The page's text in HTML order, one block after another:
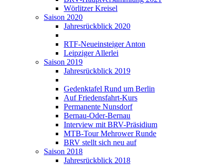
Wörlitzer Kreisel
Saison 2020
Jahresrückblick 2020
RTF-Neueinsteiger Anton
Leipziger Allerlei
Saison 2019
Jahresrückblick 2019
Gedenktafel Rund um Berlin
Auf Friedensfahrt-Kurs
Permanente Nunsdorf
Bernau-Oder-Bernau
Interview mit BRV-Präsidium
MTB-Tour Mehrower Runde
BRV stellt sich neu auf
Saison 2018
Jahresrückblick 2018